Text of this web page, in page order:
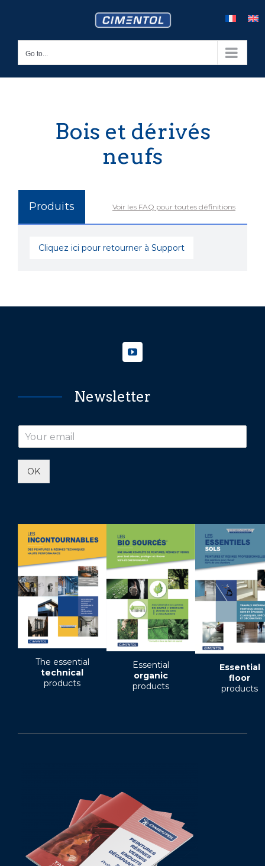
Go to...
Bois et dérivés
neufs
Produits Voir les FAQ pour toutes définitions
Cliquez ici pour retourner à Support
Newsletter
OK
The essential
technical
products
Essential
organic
products
Essential
floor
products